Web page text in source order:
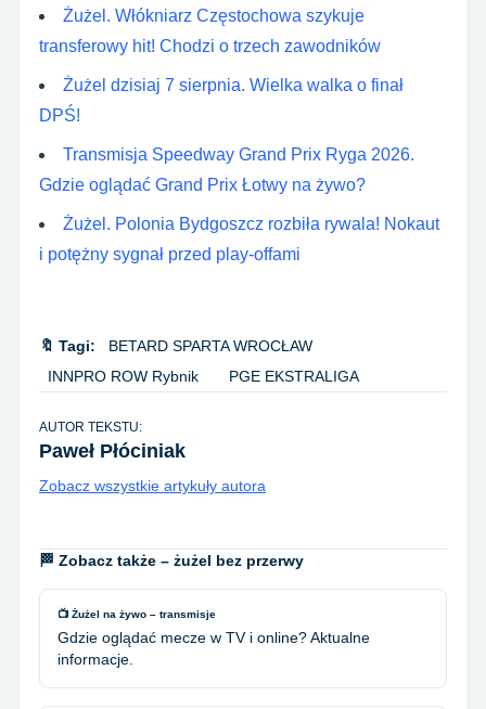
Żużel. Włókniarz Częstochowa szykuje
transferowy hit! Chodzi o trzech zawodników
Żużel dzisiaj 7 sierpnia. Wielka walka o finał
DPŚ!
Transmisja Speedway Grand Prix Ryga 2026.
Gdzie oglądać Grand Prix Łotwy na żywo?
Żużel. Polonia Bydgoszcz rozbiła rywala! Nokaut
i potężny sygnał przed play-offami
🔖 Tagi:
BETARD SPARTA WROCŁAW
INNPRO ROW Rybnik
PGE EKSTRALIGA
AUTOR TEKSTU:
Paweł Płóciniak
Zobacz wszystkie artykuły autora
🏁 Zobacz także – żużel bez przerwy
📺 Żużel na żywo – transmisje
Gdzie oglądać mecze w TV i online? Aktualne
informacje.